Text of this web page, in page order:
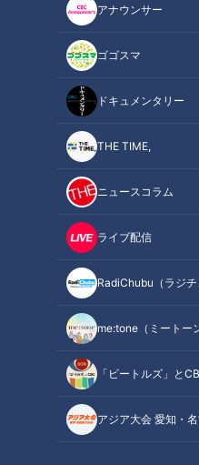
アナウンサー
ゴゴスマ
ドキュメンタリー
THE TIME,
ニュースコラム
ライブ配信
RadiChubu（ラジチ
me:tone（ミートー
「ビートルズ」と
アジア大会 愛知・
面が空を反射する美しいリ
するのか？
映え写真が撮れる西尾市
風と潮位！
竹島園地のモニュメント
オススメ関連コンテンツ
映え写真が撮れる西
ポイントは風と潮位！